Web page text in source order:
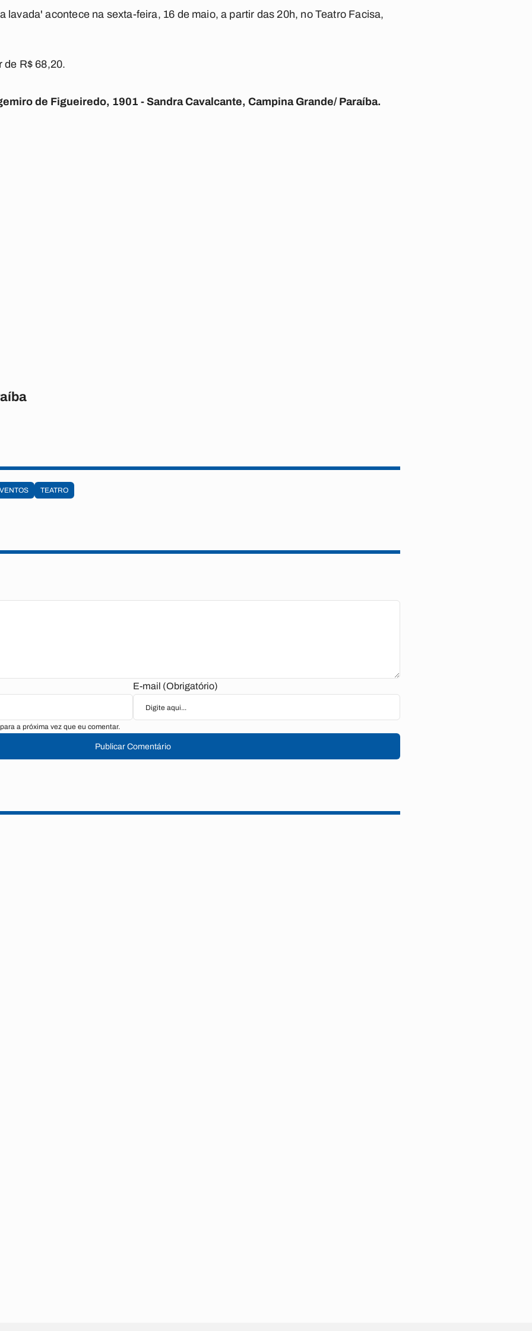
lavada' acontece na sexta-feira, 16 de maio, a partir das 20h, no Teatro Facisa,
de R$ 68,20.
de Figueiredo, 1901 - Sandra Cavalcante, Campina Grande/ Paraíba.
TEATRO
E-mail (Obrigatório)
a próxima vez que eu comentar.
Publicar Comentário